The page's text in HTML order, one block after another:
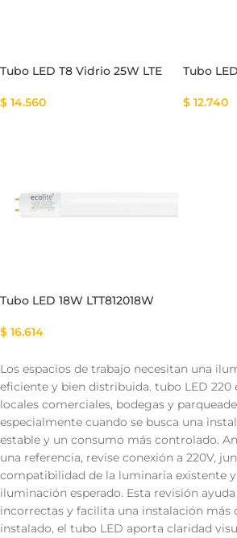
Tubo LED T8 Vidrio 25W LTE
$ 14.560
Tubo
$ 12.740
Tubo LED 18W LTT812018W
$ 16.614
Los espacios de trabajo necesitan una
eficiente y bien distribuida. tubo LED 220
locales comerciales, bodegas y
especialmente cuando se busca una
estable y un consumo más controlado.
una referencia, revise conexión a 220V,
compatibilidad de la luminaria existente
iluminación esperado. Esta revisión
incorrectas y facilita una instalación más
instalado, el tubo LED aporta claridad